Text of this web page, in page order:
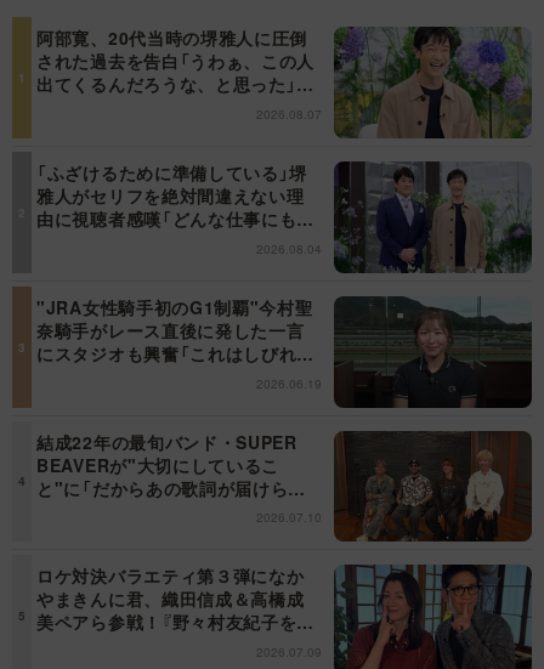
阿部寛、20代当時の堺雅人に圧倒
された過去を告白「うわぁ、この人
出てくるんだろうな、と思った」
2026.08.07
「ふざけるために準備している」堺
雅人がセリフを絶対間違えない理
由に視聴者感嘆「どんな仕事にも当
てはまる」【日曜日の初耳学】2026.08.04
"JRA女性騎手初のG1制覇"今村聖
奈騎手がレース直後に発した一言
にスタジオも興奮「これはしびれ
2026.06.19
結成22年の最旬バンド・SUPER
BEAVERが"大切にしているこ
と"に「だからあの歌詞が届けられ
るんだ」共感の声＜日曜日の初耳学
2026.07.10
ロケ対決バラエティ第３弾になか
やまきんに君、織田信成＆高橋成
美ペアら参戦！『野々村友紀子を黙
らせろ！』１２日（日）昼に放送！
2026.07.09